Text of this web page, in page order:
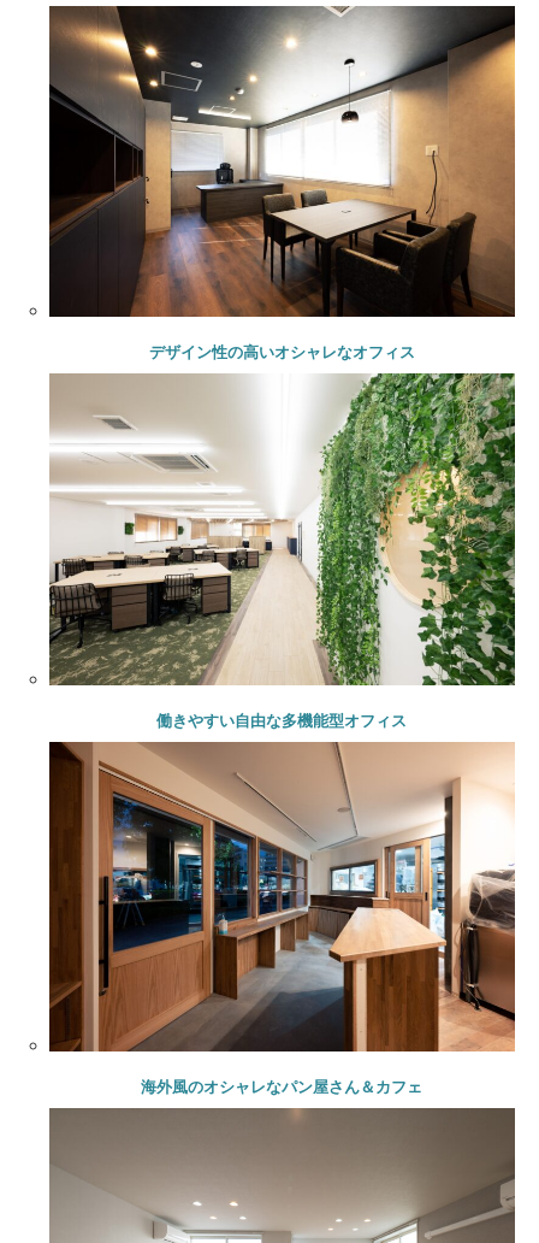
デザイン性の高いオシャレなオフィス
働きやすい自由な多機能型オフィス
海外風のオシャレなパン屋さん＆カフェ